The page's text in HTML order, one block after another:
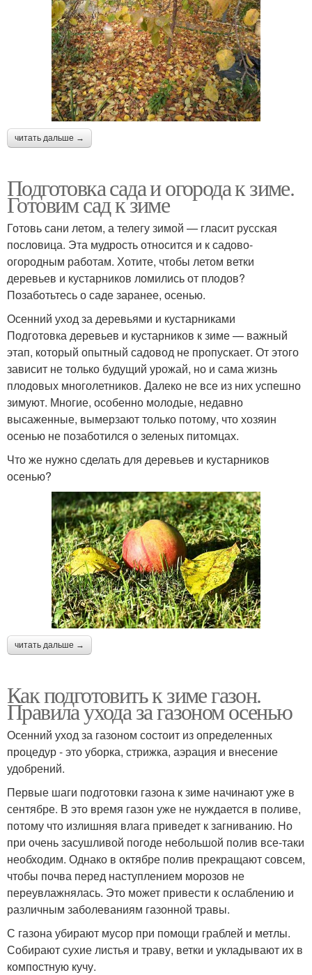
читать дальше →
Подготовка сада и огорода к зиме.
Готовим сад к зиме
Готовь сани летом, а телегу зимой — гласит русская
пословица. Эта мудрость относится и к садово-
огородным работам. Хотите, чтобы летом ветки
деревьев и кустарников ломились от плодов?
Позаботьтесь о саде заранее, осенью.
Осенний уход за деревьями и кустарниками
Подготовка деревьев и кустарников к зиме — важный
этап, который опытный садовод не пропускает. От этого
зависит не только будущий урожай, но и сама жизнь
плодовых многолетников. Далеко не все из них успешно
зимуют. Многие, особенно молодые, недавно
высаженные, вымерзают только потому, что хозяин
осенью не позаботился о зеленых питомцах.
Что же нужно сделать для деревьев и кустарников
осенью?
читать дальше →
Как подготовить к зиме газон.
Правила ухода за газоном осенью
Осенний уход за газоном состоит из определенных
процедур - это уборка, стрижка, аэрация и внесение
удобрений.
Первые шаги подготовки газона к зиме начинают уже в
сентябре. В это время газон уже не нуждается в поливе,
потому что излишняя влага приведет к загниванию. Но
при очень засушливой погоде небольшой полив все-таки
необходим. Однако в октябре полив прекращают совсем,
чтобы почва перед наступлением морозов не
переувлажнялась. Это может привести к ослаблению и
различным заболеваниям газонной травы.
С газона убирают мусор при помощи граблей и метлы.
Собирают сухие листья и траву, ветки и укладывают их в
компостную кучу.